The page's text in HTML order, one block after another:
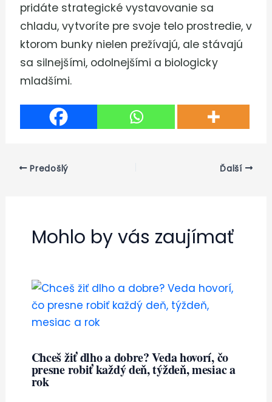
pridáte strategické vystavovanie sa
chladu, vytvoríte pre svoje telo prostredie, v
ktorom bunky nielen prežívajú, ale stávajú
sa silnejšími, odolnejšími a biologicky
mladšími.
Predošlý Ďalší
Mohlo by vás zaujímať
Chceš žiť dlho a dobre? Veda hovorí, čo
presne robiť každý deň, týždeň, mesiac a
rok